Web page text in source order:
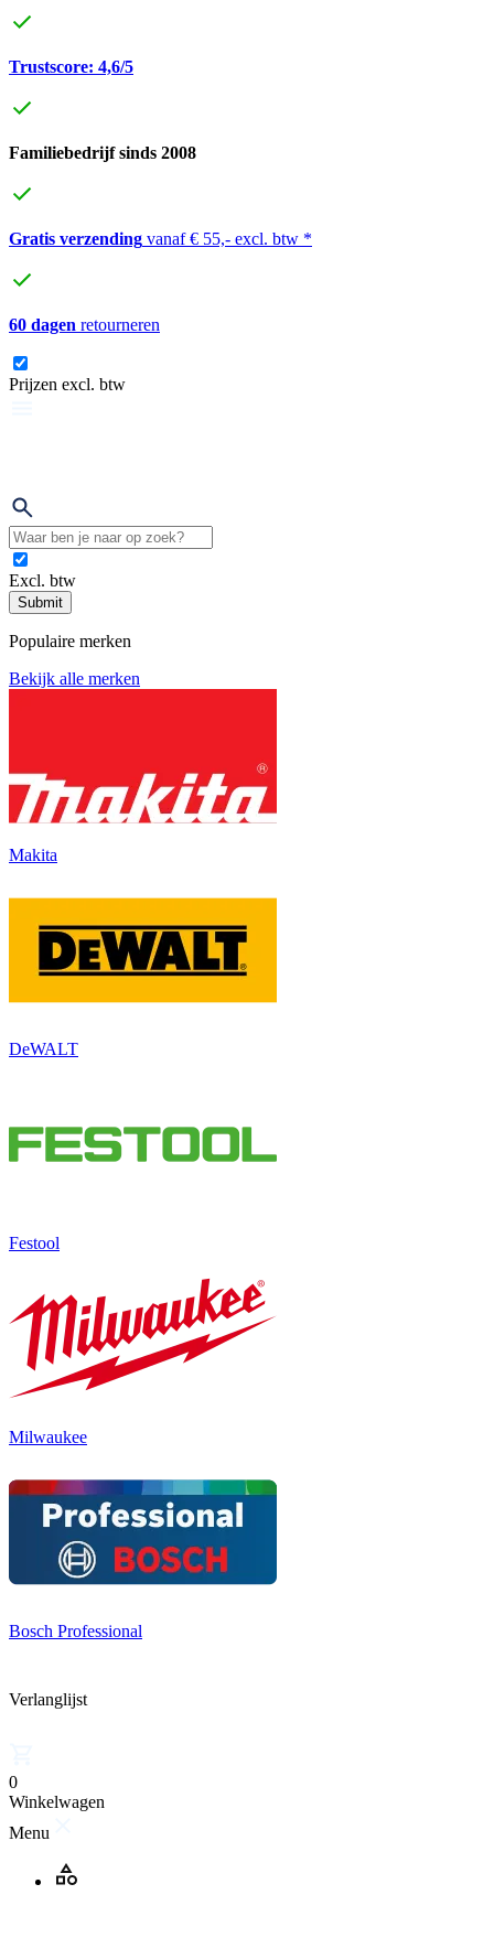
Trustscore: 4,6/5
Familiebedrijf sinds 2008
Gratis verzending vanaf € 55,- excl. btw *
60 dagen retourneren
Prijzen excl. btw
Excl. btw
Submit
Populaire merken
Bekijk alle merken
Makita
DeWALT
Festool
Milwaukee
Bosch Professional
Verlanglijst
0
Winkelwagen
Menu